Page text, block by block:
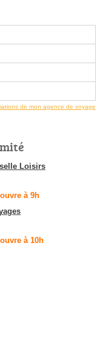
de mon agence de voyage
Loisirs
à 9h
à 10h